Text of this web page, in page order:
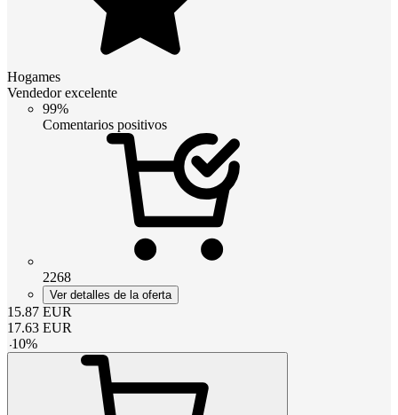
Hogames
Vendedor excelente
99%
Comentarios positivos
2268
Ver detalles de la oferta
15.87 EUR
17.63 EUR
-10%